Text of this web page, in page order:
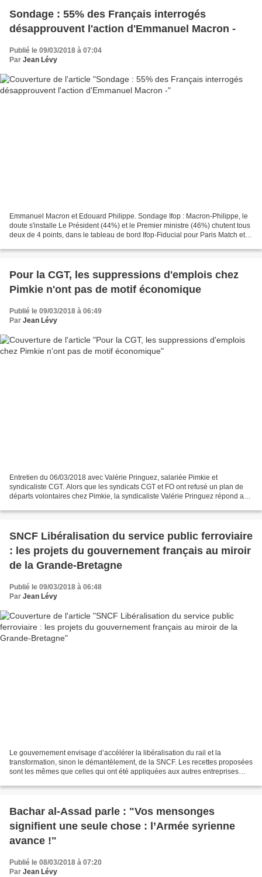
Sondage : 55% des Français interrogés
désapprouvent l'action d'Emmanuel Macron -
Publié le 09/03/2018 à 07:04
Par Jean Lévy
Emmanuel Macron et Edouard Philippe. Sondage Ifop : Macron-Philippe, le
doute s'installe Le Président (44%) et le Premier ministre (46%) chutent tous
deux de 4 points, dans le tableau de bord Ifop-Fiducial pour Paris Match et
Pour la CGT, les suppressions d'emplois chez
Pimkie n'ont pas de motif économique
Publié le 09/03/2018 à 06:49
Par Jean Lévy
Entretien du 06/03/2018 avec Valérie Pringuez, salariée Pimkie et
syndicaliste CGT. Alors que les syndicats CGT et FO ont refusé un plan de
départs volontaires chez Pimkie, la syndicaliste Valérie Pringuez répond aux
SNCF Libéralisation du service public ferroviaire
: les projets du gouvernement français au miroir
de la Grande-Bretagne
Publié le 09/03/2018 à 06:48
Par Jean Lévy
Le gouvernement envisage d’accélérer la libéralisation du rail et la
transformation, sinon le démantèlement, de la SNCF. Les recettes proposées
sont les mêmes que celles qui ont été appliquées aux autres entreprises
Bachar al-Assad parle : "Vos mensonges
signifient une seule chose : l’Armée syrienne
avance !"
Publié le 08/03/2018 à 07:20
Par Jean Lévy